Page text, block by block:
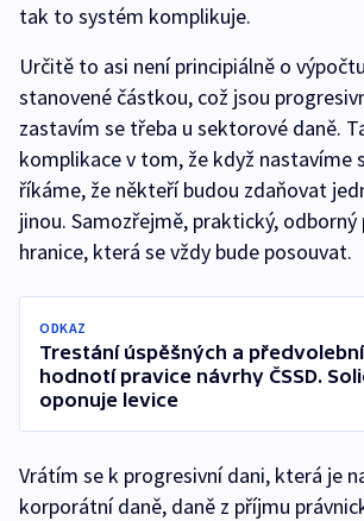
tak to systém komplikuje.
Určitě to asi není principiálně o
stanovené částkou, což jsou
zastavím se třeba u sektorové daně.
komplikace v tom, že když nastavíme
říkáme, že někteří budou zdaňovat
jinou. Samozřejmě, praktický, odborný
hranice, která se vždy bude posouvat.
ODKAZ
Trestání úspěšných a
hodnotí pravice návrhy ČSSD.
oponuje levice
Vrátím se k progresivní dani, která je
korporátní daně, daně z příjmu